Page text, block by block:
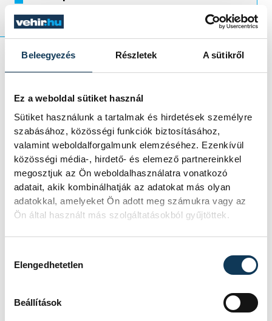
Beleegyezés Részletek A sütikről
Ez a weboldal sütiket használ
Sütiket használunk a tartalmak és hirdetések személyre
szabásához, közösségi funkciók biztosításához,
valamint weboldalforgalmunk elemzéséhez. Ezenkívül
közösségi média-, hirdető- és elemező partnereinkkel
megosztjuk az Ön weboldalhasználatra vonatkozó
adatait, akik kombinálhatják az adatokat más olyan
adatokkal, amelyeket Ön adott meg számukra vagy az
Ön által használt más szolgáltatásokból gyűjtöttek.
Elengedhetetlen
Beállítások
Voltak más opciók is,
neveket nem szeretnék
mondani. Nem is zárom ki,
hogy esetlegesen még egy
játékosra szükségünk lesz,
hiszen az alapkoncepciónk az
volt, hogy sérülés nélkül is
– nyilatkozta a sportigazgató, aki amondó,